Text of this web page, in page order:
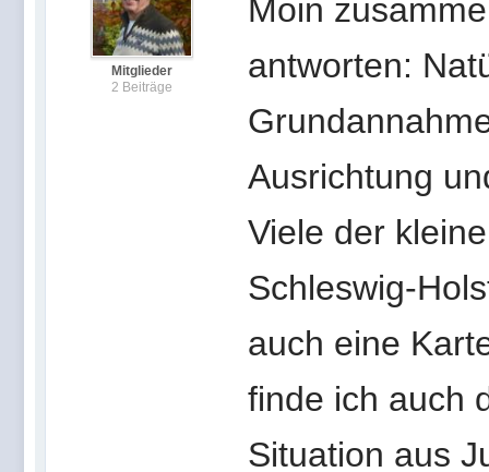
Mitglieder
2 Beiträge
Moin
antworten:
Ausrichtung
Viele der
Schleswig-
auch eine
finde ich auch
Situation aus